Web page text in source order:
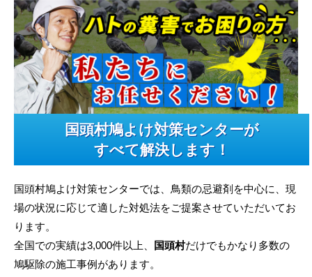
国頭村鳩よけ対策センターが
すべて解決します！
国頭村鳩よけ対策センターでは、鳥類の忌避剤を中心に、現
場の状況に応じて適した対処法をご提案させていただいてお
ります。
全国での実績は3,000件以上、
国頭村だけでもかなり多数の
鳩駆除の施工事例があります。